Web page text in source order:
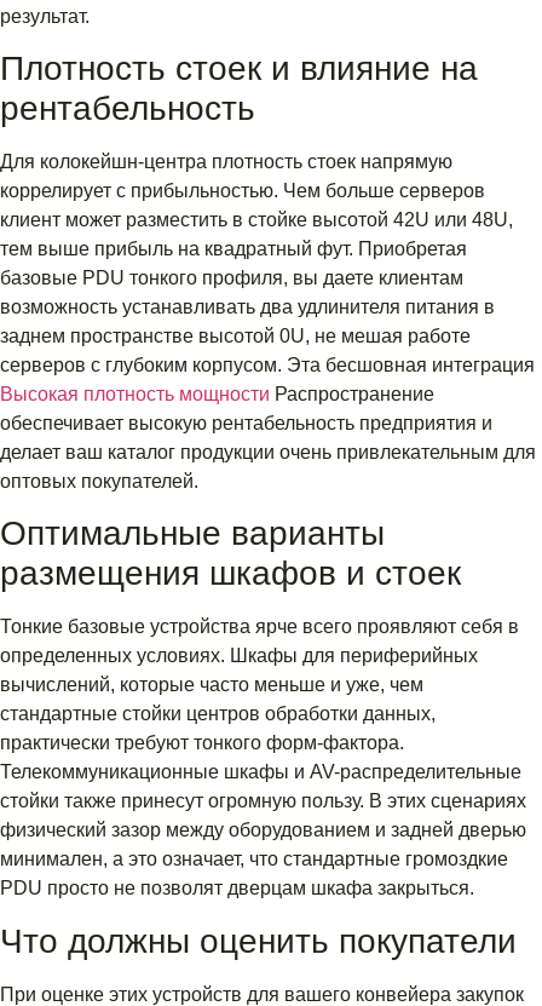
результат.
Плотность стоек и влияние на
рентабельность
Для колокейшн-центра плотность стоек напрямую
коррелирует с прибыльностью. Чем больше серверов
клиент может разместить в стойке высотой 42U или 48U,
тем выше прибыль на квадратный фут. Приобретая
базовые PDU тонкого профиля, вы даете клиентам
возможность устанавливать два удлинителя питания в
заднем пространстве высотой 0U, не мешая работе
серверов с глубоким корпусом. Эта бесшовная интеграция
Высокая плотность мощности Распространение
обеспечивает высокую рентабельность предприятия и
делает ваш каталог продукции очень привлекательным для
оптовых покупателей.
Оптимальные варианты
размещения шкафов и стоек
Тонкие базовые устройства ярче всего проявляют себя в
определенных условиях. Шкафы для периферийных
вычислений, которые часто меньше и уже, чем
стандартные стойки центров обработки данных,
практически требуют тонкого форм-фактора.
Телекоммуникационные шкафы и AV-распределительные
стойки также принесут огромную пользу. В этих сценариях
физический зазор между оборудованием и задней дверью
минимален, а это означает, что стандартные громоздкие
PDU просто не позволят дверцам шкафа закрыться.
Что должны оценить покупатели
При оценке этих устройств для вашего конвейера закупок